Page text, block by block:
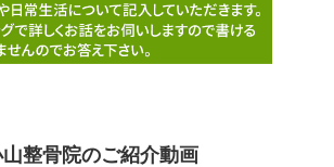
整骨院のご紹介動画